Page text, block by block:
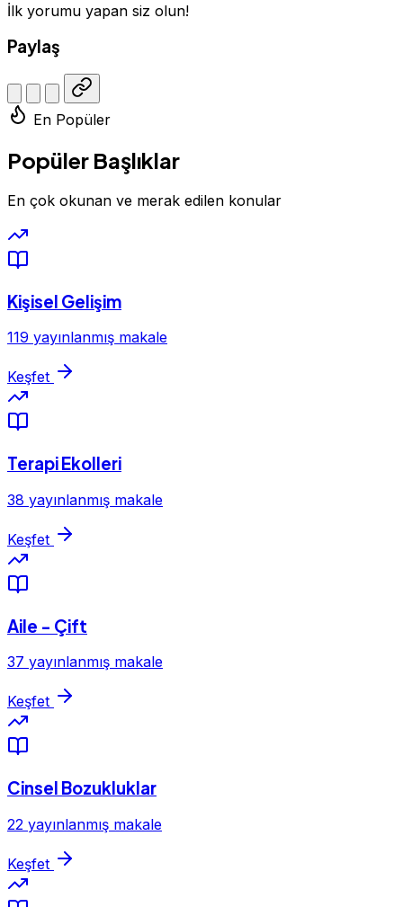
İlk yorumu yapan siz olun!
Paylaş
En Popüler
Popüler Başlıklar
En çok okunan ve merak edilen konular
Kişisel Gelişim
119 yayınlanmış makale
Keşfet
Terapi Ekolleri
38 yayınlanmış makale
Keşfet
Aile - Çift
37 yayınlanmış makale
Keşfet
Cinsel Bozukluklar
22 yayınlanmış makale
Keşfet